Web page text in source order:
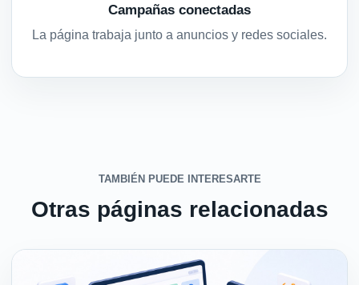
Campañas conectadas
La página trabaja junto a anuncios y redes sociales.
TAMBIÉN PUEDE INTERESARTE
Otras páginas relacionadas